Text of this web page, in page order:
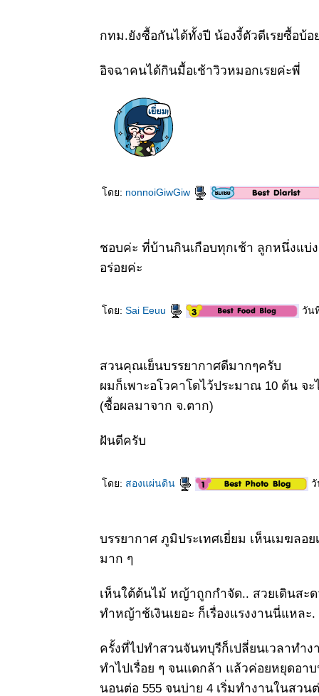
กทม.ยังซื้อกันได้ทั้งปี​ น้องงี้ตัวดีเรยซื้อบ้อ
อิจฉาคนได้กินมื้อเช้าวิวหมอกเรยค่ะพี่
ดย: nonnoiGiwGiw
ชอบค่ะ ที่บ้านกินเกือบทุกเช้า ลูกหนึ่งแบ่
อร่อยค่ะ
ดย: Sai Eeuu วัน
สวนคุณเย็นบรรยากาศดีมากๆครับ
ผมก็เพาะอโวคาโดไว้ประมาณ 10 ต้น จ
(ซื้อผลมาจาก จ.ตาก)
ฝันดีครับ
ดย: สองแผ่นดิน วั
บรรยากาศ ภูมิประเทศเยี่ยม เห็นเมฆลอ
มาก ๆ
เห็นใต้ต้นไม้ หญ้าถูกกำจัด.. สวยเดินสะด
ทำหญ้าช้เงินเยอะ ก็เรื่องแรงงานนี่แหละ.
ครั้งที่ไปทำสวนจันทบุรีก็เปลี่ยนเวลาทำง
ทำไปเรื่อย ๆ จนแดกล้า แล้วค่อยหยุดอา
นอนต่อ 555 จนบ่าย 4 เริ่มทำงานในสวน